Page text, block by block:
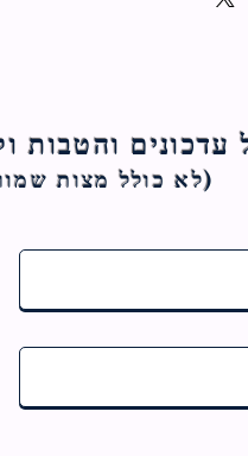
ולקבל 10% הנחה להזמנה
(לא כולל מצות ש